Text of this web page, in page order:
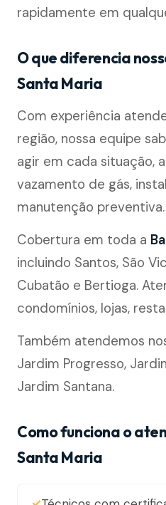
rapidamente em
O que diferencia
Santa Maria
Com experiência
região, nossa equipe
agir em cada situação,
vazamento de gás,
manutenção preventiva.
Cobertura em toda a
incluindo Santos, São
Cubatão e Bertioga.
condomínios, lojas,
Também atendemos
Jardim Progresso,
Jardim Santana.
Como funciona o
Santa Maria